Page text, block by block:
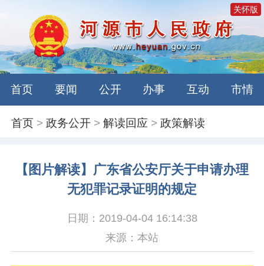
关怀版
首页 要闻 公开 办事 互动 市情
首页 >政务公开 >解读回应 >政策解读
【图片解读】广东省公安厅关于申请办理
无犯罪记录证明的规定
日期：2019-04-04 16:14:38
来源：本站